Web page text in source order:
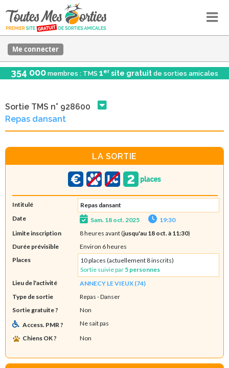
Me connecter
354 000 membres : TMS 1er site gratuit de sorties amicales
Sortie TMS n° 928600
Repas dansant
LA SORTIE
Intitulé
Repas dansant
Date
Sam. 18 oct. 2025
19:30
Limite inscription
8 heures avant (jusqu'au 18 oct. à 11:30)
Durée prévisible
Environ 6 heures
Places
10 places (actuellement 8 inscrits)
Sortie suivie par 5 personnes
Lieu de l'activité
ANNECY LE VIEUX (74)
Type de sortie
Repas - Danser
Sortie gratuite ?
Non
Access. PMR ?
Ne sait pas
Chiens OK ?
Non